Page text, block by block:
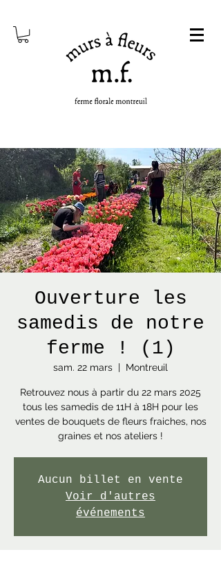
Ouverture les
samedis de notre
ferme ! (1)
sam. 22 mars
  |
Montreuil
Retrouvez nous à partir du 22 mars 2025
tous les samedis de 11H à 18H pour les
ventes de bouquets de fleurs fraiches, nos
graines et nos ateliers !
Aucun billet en vente
Voir d'autres
événements